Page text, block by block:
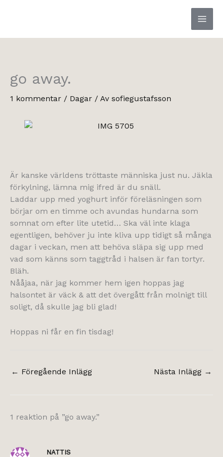
go away.
1 kommentar / Dagar / Av sofiegustafsson
Är kanske världens tröttaste människa just nu. Jäkla
förkylning, lämna mig ifred är du snäll.
Laddar upp med yoghurt inför föreläsningen som
börjar om en timme och avundas hundarna som
somnat om efter lite utetid… Ska väl inte klaga
egentligen, behöver ju inte kliva upp tidigt så många
dagar i veckan, men att behöva släpa sig upp med
vad som känns som taggtråd i halsen är fan tortyr.
Bläh.
Nååjaa, när jag kommer hem igen hoppas jag
halsontet är väck & att det övergått från molnigt till
soligt, då skulle jag bli glad!
Hoppas ni får en fin tisdag!
← Föregående Inlägg Nästa Inlägg →
1 reaktion på ”go away.”
NATTIS